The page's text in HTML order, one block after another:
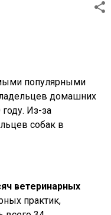
популярными
домашних
Из-за
собак в
ветеринарных
практик,